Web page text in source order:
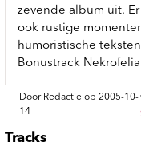
zevende album uit.
ook rustige
humoristische
Bonustrack
Door Redactie op 2005-10-
14
Tracks